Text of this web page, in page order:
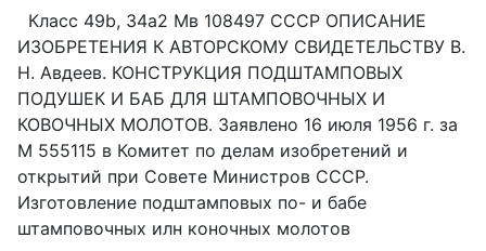
Класс 49b, 34а2 Мв 108497 СССР ОПИСАНИЕ
ИЗОБРЕТЕНИЯ К АВТОРСКОМУ СВИДЕТЕЛЬСТВУ В.
Н. Авдеев. КОНСТРУКЦИЯ ПОДШТАМПОВЫХ
ПОДУШЕК И БАБ ДЛЯ ШТАМПОВОЧНЫХ И
КОВОЧНЫХ МОЛОТОВ. Заявлено 16 июля 1956 г. за
М 555115 в Комитет по делам изобретений и
открытий при Совете Министров СССР.
Изготовление подштамповых по- и бабе
штамповочных илн коночных молотов